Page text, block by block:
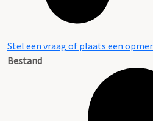
Stel een vraag of plaats een
Bestand